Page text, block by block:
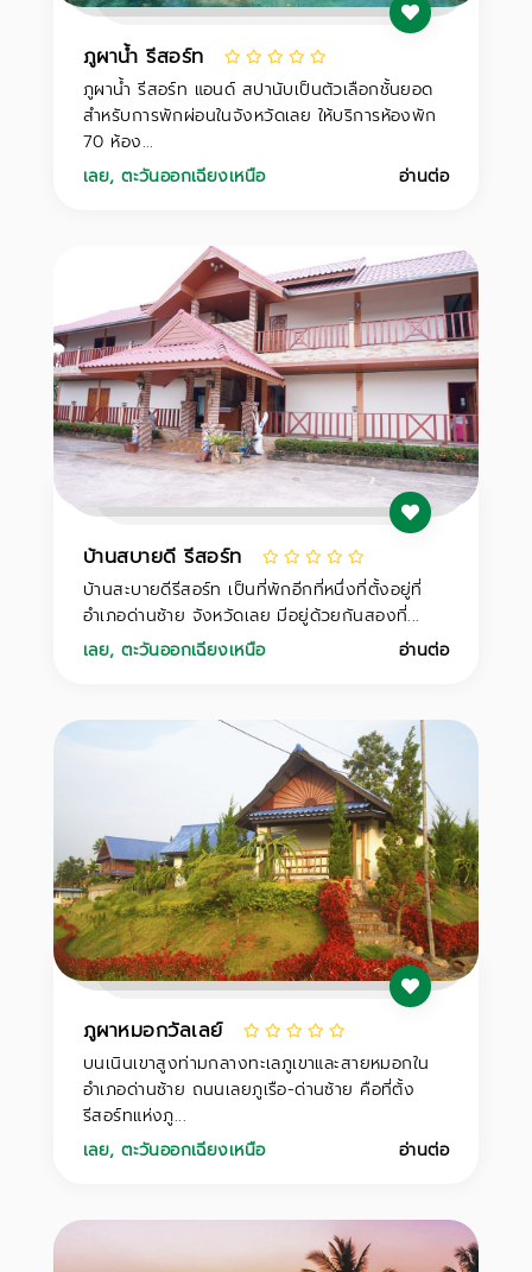
ภูผาน้ำ รีสอร์ท
ภูผาน้ำ รีสอร์ท แอนด์ สปานับเป็นตัวเลือกชั้นยอด
สำหรับการพักผ่อนในจังหวัดเลย ให้บริการห้องพัก
70 ห้อง...
เลย,ตะวันออกเฉียงเหนือ อ่านต่อ
บ้านสบายดี รีสอร์ท
บ้านสะบายดีรีสอร์ท เป็นที่พักอีกที่หนึ่งที่ตั้งอยู่ที่
อำเภอด่านซ้าย จังหวัดเลย มีอยู่ด้วยกันสองที่...
เลย,ตะวันออกเฉียงเหนือ อ่านต่อ
ภูผาหมอกวัลเลย์
บนเนินเขาสูงท่ามกลางทะเลภูเขาและสายหมอกใน
อำเภอด่านซ้าย ถนนเลยภูเรือ-ด่านซ้าย คือที่ตั้ง
รีสอร์ทแห่งภู...
เลย,ตะวันออกเฉียงเหนือ อ่านต่อ